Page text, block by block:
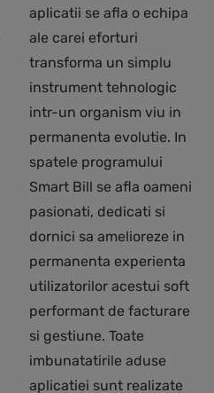
aplicatii se afla o echipa
ale carei eforturi
transforma un simplu
instrument tehnologic
intr-un organism viu in
permanenta evolutie. In
spatele programului
Smart Bill se afla oameni
pasionati, dedicati si
dornici sa amelioreze in
permanenta experienta
utilizatorilor acestui soft
performant de facturare
si gestiune. Toate
imbunatatirile aduse
aplicatiei sunt realizate